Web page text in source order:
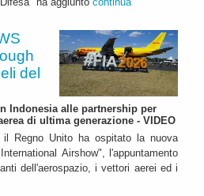
del
Indonesia alle partnership per
di ultima generazione - VIDEO
Regno Unito ha ospitato la nuova
Airshow", l'appuntamento
dell'aerospazio, i vettori aerei ed i